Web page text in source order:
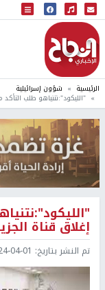
البث المباشر
إذاعة النجاح
الرئيسية شؤون إسرائيلية
"الليكود":نتنياهو طلب
إغلاق قناة
تم النشر بتاريخ: 01 15:08